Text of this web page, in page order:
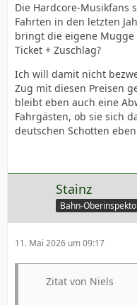
Die Hardcore-Musikfans
Fahrten in den letzten
bringt die eigene
Ticket + Zuschlag?
Ich will damit nicht
Zug mit diesen Preisen
bleibt eben auch eine
Fahrgästen, ob sie sich
deutschen Schotten
Stainz
Bahn-
11. Mai 2026 um 09:17
Zitat von Niels